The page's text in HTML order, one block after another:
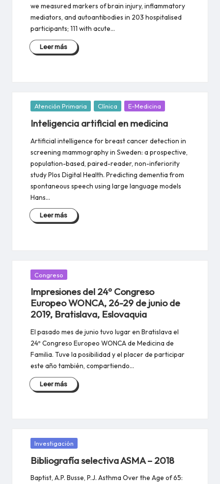
we measured markers of brain injury, inflammatory
mediators, and autoantibodies in 203 hospitalised
participants; 111 with acute…
Leer más
Publicada
Atención Primaria Clínica E-Medicina
Inteligencia artificial en medicina
Artificial intelligence for breast cancer detection in
screening mammography in Sweden: a prospective,
population-based, paired-reader, non-inferiority
study Plos Digital Health. Predicting dementia from
spontaneous speech using large language models
Hans…
Leer más
Publicada
Congreso
Impresiones del 24º Congreso
Europeo WONCA, 26-29 de junio de
2019, Bratislava, Eslovaquia
El pasado mes de junio tuvo lugar en Bratislava el
24º Congreso Europeo WONCA de Medicina de
Familia. Tuve la posibilidad y el placer de participar
este año también, compartiendo…
Leer más
Publicada
Investigación
Bibliografía selectiva ASMA – 2018
Baptist, A.P. Busse, P.J. Asthma Over the Age of 65: